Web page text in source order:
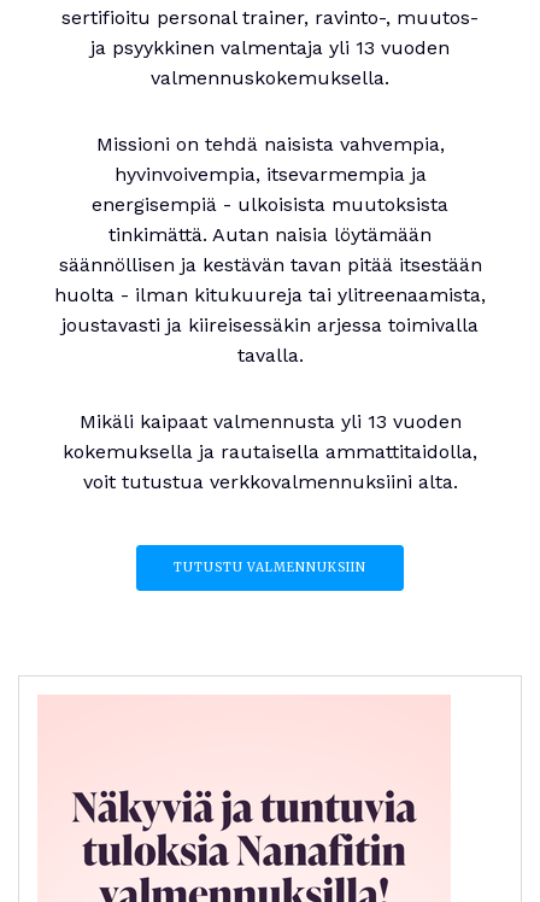
sertifioitu personal trainer, ravinto-, muutos-
ja psyykkinen valmentaja yli 13 vuoden
valmennuskokemuksella.
Missioni on tehdä naisista vahvempia,
hyvinvoivempia, itsevarmempia ja
energisempiä - ulkoisista muutoksista
tinkimättä. Autan naisia löytämään
säännöllisen ja kestävän tavan pitää itsestään
huolta - ilman kitukuureja tai ylitreenaamista,
joustavasti ja kiireisessäkin arjessa toimivalla
tavalla.
Mikäli kaipaat valmennusta yli 13 vuoden
kokemuksella ja rautaisella ammattitaidolla,
voit tutustua verkkovalmennuksiini alta.
TUTUSTU VALMENNUKSIIN